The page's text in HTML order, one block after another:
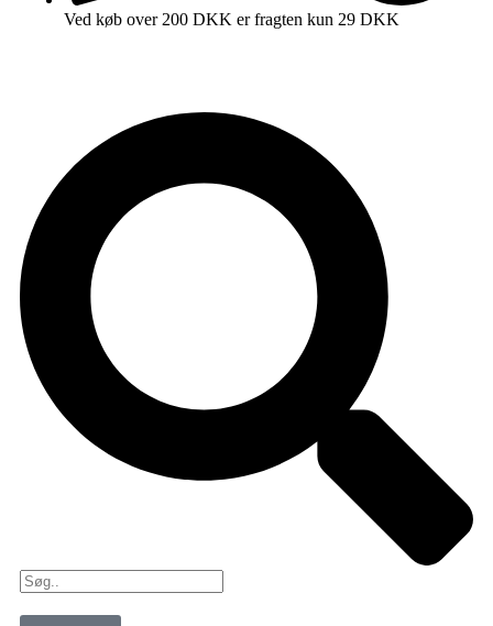
Ved køb over 200 DKK er fragten kun 29 DKK